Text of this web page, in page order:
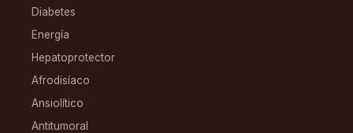
Diabetes
Energía
Hepatoprotector
Afrodisíaco
Ansiolítico
Antitumoral